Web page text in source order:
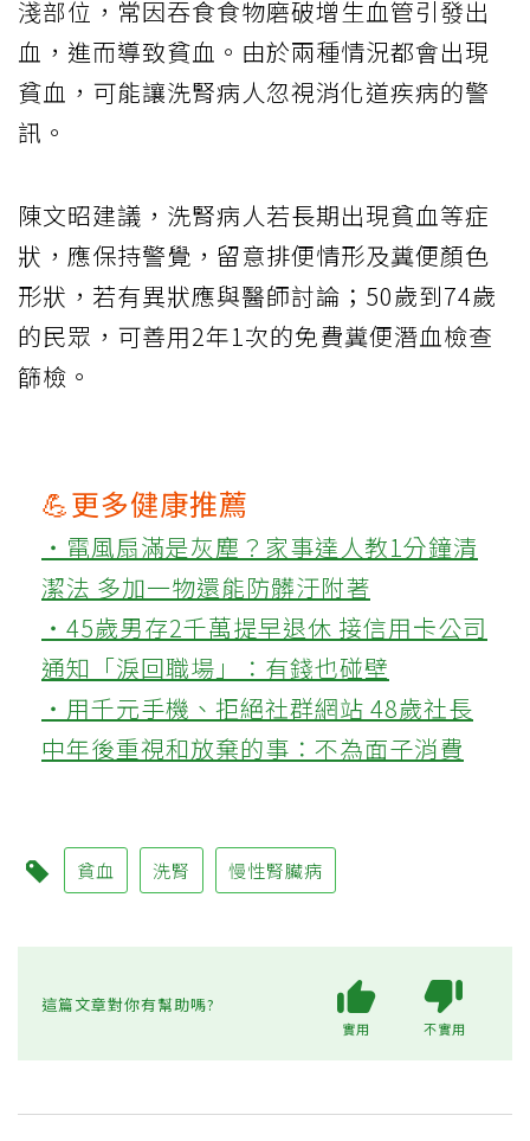
淺部位，常因吞食食物磨破增生血管引發出
血，進而導致貧血。由於兩種情況都會出現
貧血，可能讓洗腎病人忽視消化道疾病的警
訊。
陳文昭建議，洗腎病人若長期出現貧血等症
狀，應保持警覺，留意排便情形及糞便顏色
形狀，若有異狀應與醫師討論；50歲到74歲
的民眾，可善用2年1次的免費糞便潛血檢查
篩檢。
💪更多健康推薦
‧電風扇滿是灰塵？家事達人教1分鐘清
潔法 多加一物還能防髒汙附著
‧45歲男存2千萬提早退休 接信用卡公司
通知「淚回職場」：有錢也碰壁
‧用千元手機、拒絕社群網站 48歲社長
中年後重視和放棄的事：不為面子消費
貧血 洗腎 慢性腎臟病
這篇文章對你有幫助嗎?
實用 不實用